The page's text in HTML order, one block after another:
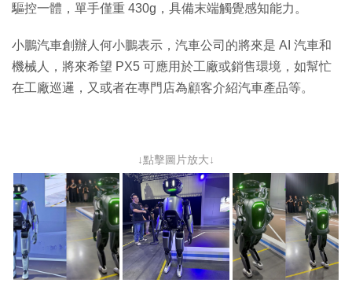
驅控一體，單手僅重 430g，具備末端觸覺感知能力。
小鵬汽車創辦人何小鵬表示，汽車公司的將來是 AI 汽車和
機械人，將來希望 PX5 可應用於工廠或銷售環境，如幫忙
在工廠巡邏，又或者在專門店為顧客介紹汽車產品等。
↓點擊圖片放大↓